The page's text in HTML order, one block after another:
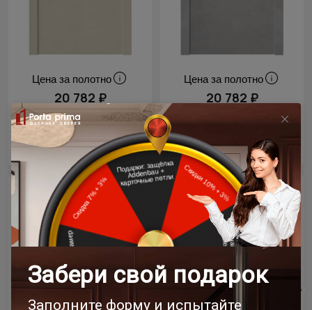
Цена за полотно
20 782 ₽
24 450 ₽
Цена за полотно
20 782 ₽
- 15% скидка Новинка
Межкомнатная дверь
Tivoli / Тиволи А-1
Белоснежная мягкая шагрень
- 15% скидка Новинка
Межкомнатная дверь
Tivoli / Тиволи А-1
Диамант серый